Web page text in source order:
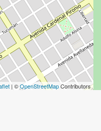
| ©OpenStreetMapContributors